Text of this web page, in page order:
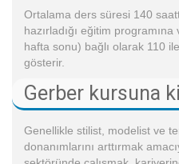
Ortalama ders süresi 140
hazırladığı eğitim
hafta sonu) bağlı olarak 110
gösterir.
Gerber kursuna
Genellikle stilist, modelist ve
donanımlarını arttırmak